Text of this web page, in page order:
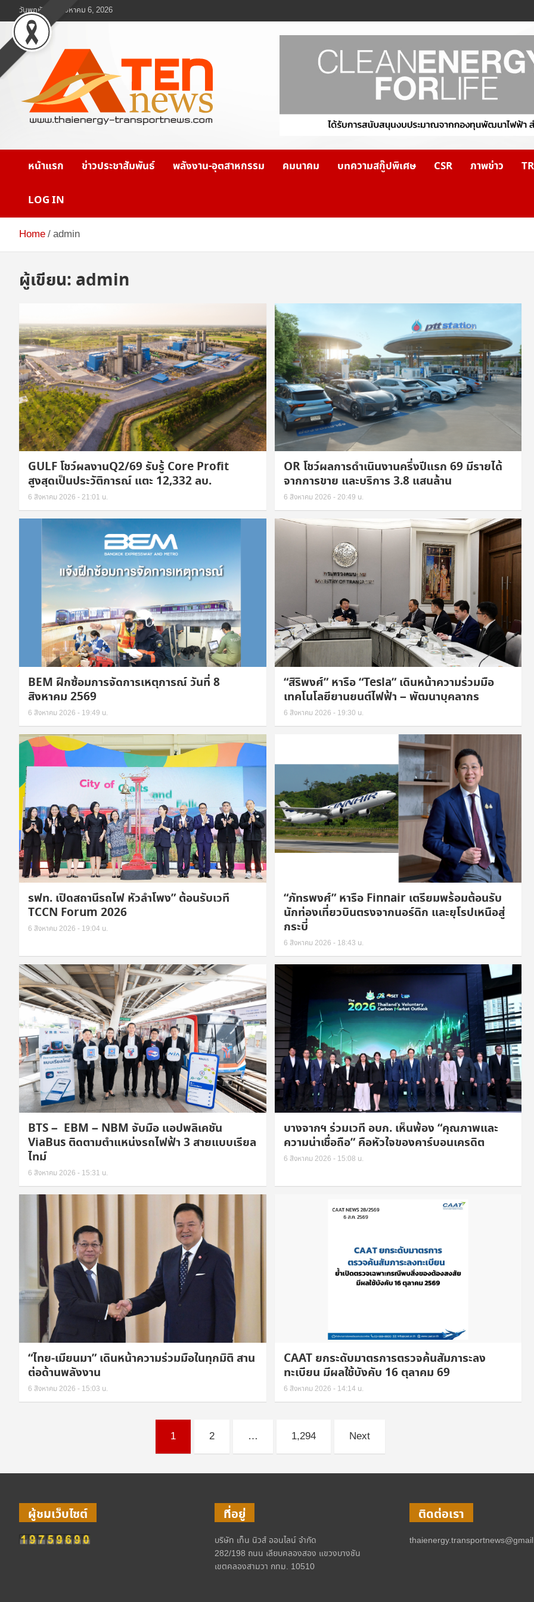
to
content
วันพฤหัสบดี, สิงหาคม 6, 2026
www.ten-news.com
หน้าแรก ข่าวประชาสัมพันธ์ พลังงาน-อุตสาหกรรม คมนาคม บทความสกู๊ปพิเศษ CSR ภาพข่าว
LOG IN
Home admin
ผู้เขียน: admin
GULF โชว์ผลงานQ2/69 รับรู้ Core Profit
สูงสุดเป็นประวัติการณ์ แตะ 12,332 ลบ.
6 สิงหาคม 2026 - 21:01 น.
OR โชว์ผลการดำเนินงานครึ่งปีแรก 69 มีรายได้
จากการขาย และบริการ 3.8 แสนล้าน
6 สิงหาคม 2026 - 20:49 น.
BEM ฝึกซ้อมการจัดการเหตุการณ์ วันที่ 8
สิงหาคม 2569
6 สิงหาคม 2026 - 19:49 น.
“สิริพงศ์” หารือ “Tesla” เดินหน้าความร่วมมือ
เทคโนโลยียานยนต์ไฟฟ้า – พัฒนาบุคลากร
6 สิงหาคม 2026 - 19:30 น.
รฟท. เปิดสถานีรถไฟ หัวลำโพง” ต้อนรับเวที
TCCN Forum 2026
6 สิงหาคม 2026 - 19:04 น.
“ภัทรพงศ์” หารือ Finnair เตรียมพร้อมต้อนรับ
นักท่องเที่ยวบินตรงจากนอร์ดิก และยุโรปเหนือสู่
กระบี่
6 สิงหาคม 2026 - 18:43 น.
BTS – EBM – NBM จับมือ แอปพลิเคชัน
ViaBus ติดตามตำแหน่งรถไฟฟ้า 3 สายแบบเรียล
ไทม์
6 สิงหาคม 2026 - 15:31 น.
บางจากฯ ร่วมเวที อบก. เห็นพ้อง “คุณภาพและ
ความน่าเชื่อถือ” คือหัวใจของคาร์บอนเครดิต
6 สิงหาคม 2026 - 15:08 น.
“ไทย-เมียนมา” เดินหน้าความร่วมมือในทุกมิติ สาน
ต่อด้านพลังงาน
6 สิงหาคม 2026 - 15:03 น.
CAAT ยกระดับมาตรการตรวจค้นสัมภาระลง
ทะเบียน มีผลใช้บังคับ 16 ตุลาคม 69
6 สิงหาคม 2026 - 14:14 น.
1 2 … 1,294 Next
ผู้ชมเว็บไซต์ ที่อยู่
บริษัท เท็น นิวส์ ออนไลน์ จำกัด
282/198 ถนน เลียบคลองสอง แขวงบางชัน
เขตคลองสามวา กทม. 10510
ติดต่อเรา